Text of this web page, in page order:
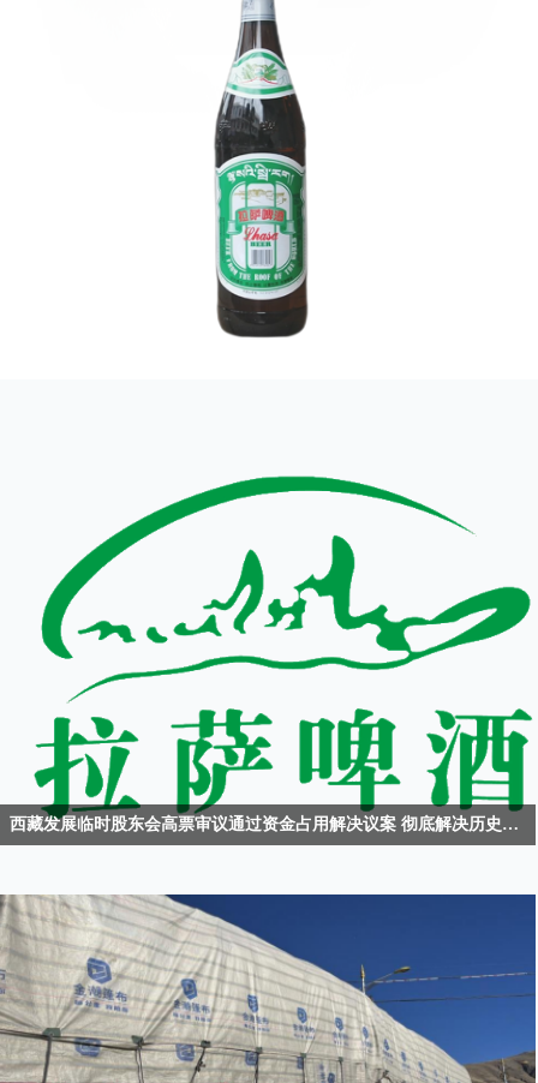
西藏发展临时股东会高票审议通过资金占用解决议案 彻底解决历史遗留问题实现轻装上阵